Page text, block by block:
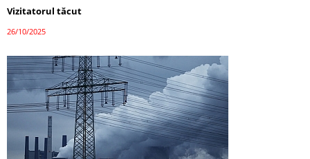
Vizitatorul tăcut
26/10/2025